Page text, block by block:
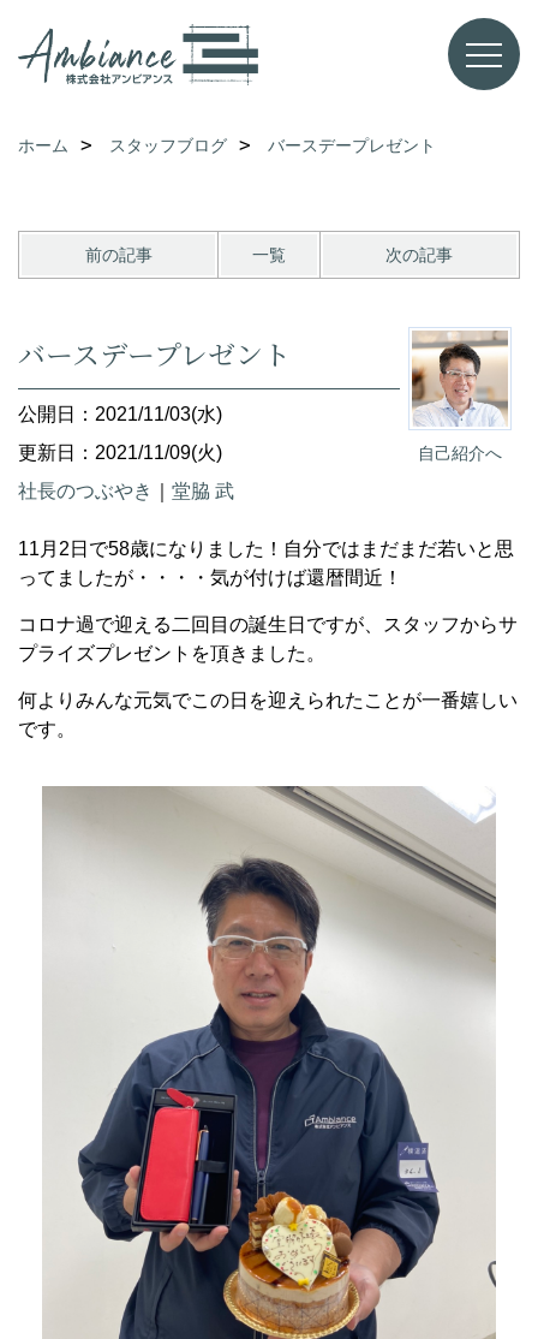
ホーム スタッフブログ バースデープレゼント
前の記事 一覧 次の記事
自己紹介へ
バースデープレゼント
公開日：2021/11/03(水)
更新日：2021/11/09(火)
社長のつぶやき
堂脇 武
11月2日で58歳になりました！自分ではまだまだ若いと思
ってましたが・・・・気が付けば還暦間近！
コロナ過で迎える二回目の誕生日ですが、スタッフからサ
プライズプレゼントを頂きました。
何よりみんな元気でこの日を迎えられたことが一番嬉しい
です。